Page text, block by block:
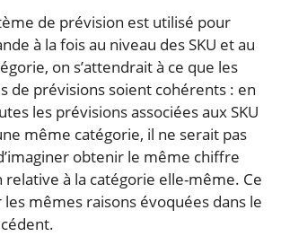
de prévision est utilisé pour
à la fois au niveau des SKU et au
on s’attendrait à ce que les
de prévisions soient cohérents : en
les prévisions associées aux SKU
même catégorie, il ne serait pas
obtenir le même chiffre
relative à la catégorie elle-même. Ce
les mêmes raisons évoquées dans le